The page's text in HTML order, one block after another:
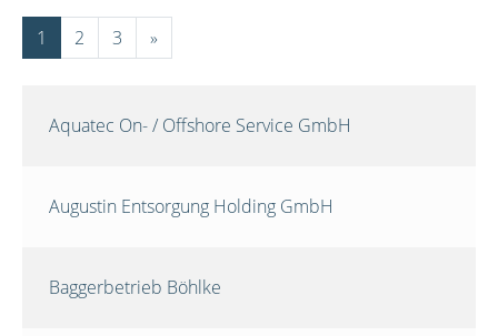
1 2 3 »
Aquatec On- / Offshore Service GmbH
Augustin Entsorgung Holding GmbH
Baggerbetrieb Böhlke